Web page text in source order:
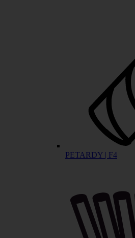
PETARDY | F4